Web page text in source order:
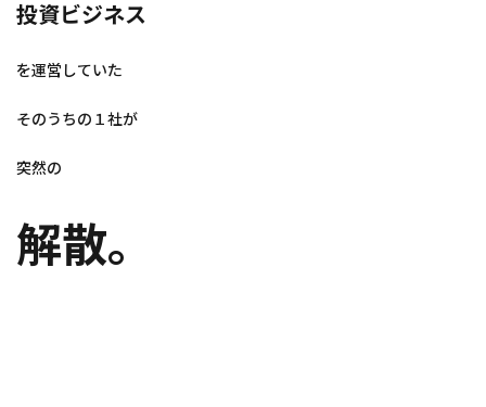
投資ビジネス
を運営していた
そのうちの１社が
突然の
解散。